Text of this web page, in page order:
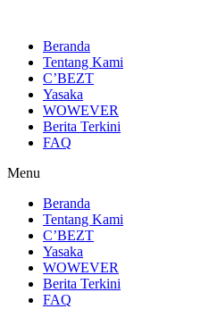
kontenBeranda
Tentang Kami
C’BEZT
Yasaka
WOWEVER
Berita Terkini
FAQ
Menu
Beranda
Tentang Kami
C’BEZT
Yasaka
WOWEVER
Berita Terkini
FAQ